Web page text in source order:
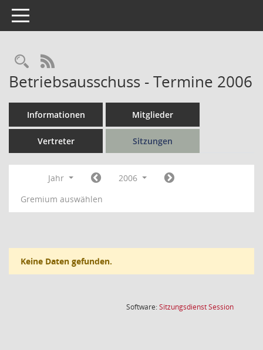
Toggle navigation
Rechercheauswahl
RSS-Feed
Betriebsausschuss - Termine 2006
Informationen Mitglieder
Vertreter Sitzungen
Jahr
2006
Gremium auswählen
Keine Daten gefunden.
Software:SitzungsdienstSession(Wird in